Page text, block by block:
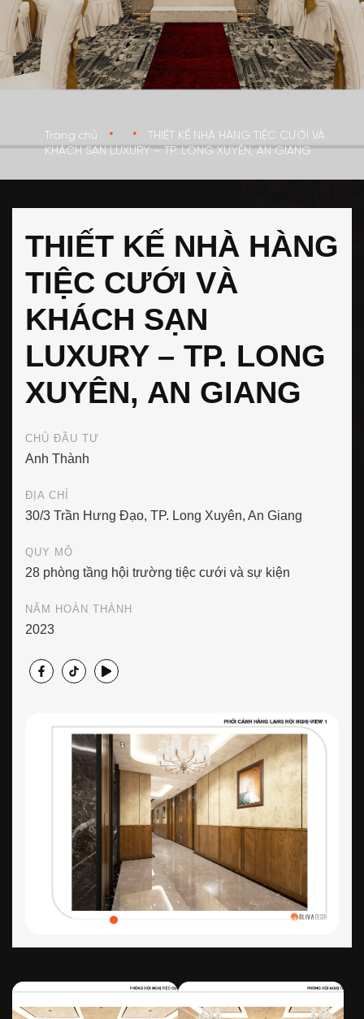
Trang chủ • •
THIẾT KẾ NHÀ HÀNG TIỆC CƯỚI VÀ
KHÁCH SẠN LUXURY – TP. LONG XUYÊN, AN GIANG
THIẾT KẾ NHÀ HÀNG
TIỆC CƯỚI VÀ
KHÁCH SẠN
LUXURY – TP. LONG
XUYÊN, AN GIANG
CHỦ ĐẦU TƯ
Anh Thành
ĐỊA CHỈ
30/3 Trần Hưng Đạo, TP. Long Xuyên, An Giang
QUY MÔ
28 phòng tầng hội trường tiệc cưới và sự kiện
NĂM HOÀN THÀNH
2023